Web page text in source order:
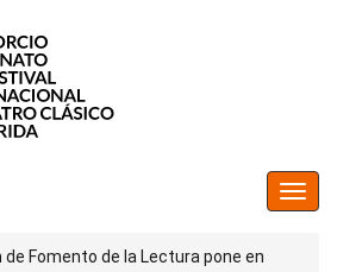
de Fomento de la Lectura pone en